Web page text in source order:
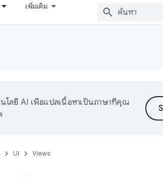
เพิ่มเติม
โลยี AI เพื่อแปลเนื้อหาเป็นภาษาที่คุณ
UI Views